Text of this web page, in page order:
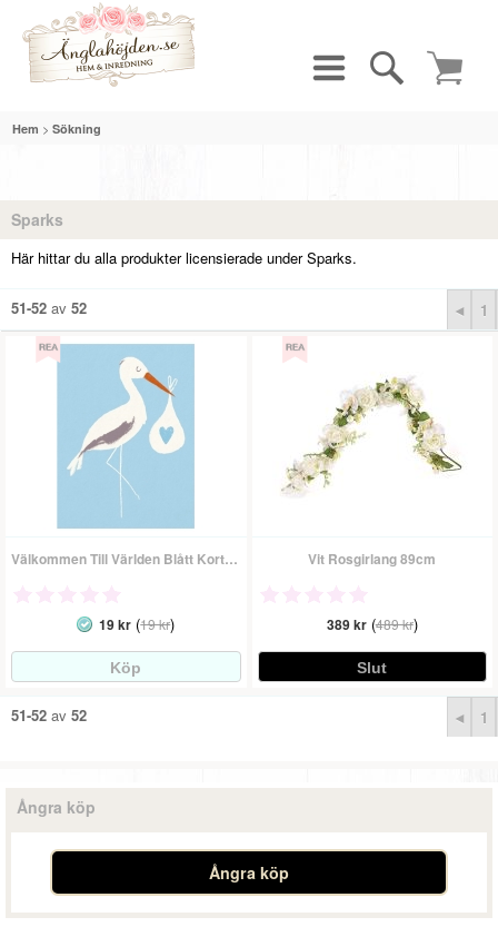
Hem > Sökning
Sparks
Här hittar du alla produkter licensierade under Sparks.
51-52 av 52 ◄ 1
Välkommen Till Världen Blått Kort - Gratulationskort
19 kr (19 kr)
Vit Rosgirlang 89cm
389 kr(489 kr)
51-52 av 52 ◄ 1
Ångra köp
Ångra köp